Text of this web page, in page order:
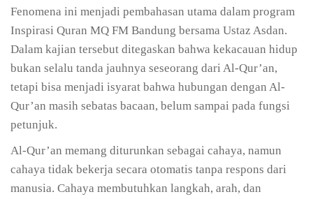
Fenomena ini menjadi pembahasan utama dalam program
Inspirasi Quran MQ FM Bandung bersama Ustaz Asdan.
Dalam kajian tersebut ditegaskan bahwa kekacauan hidup
bukan selalu tanda jauhnya seseorang dari Al-Qur’an,
tetapi bisa menjadi isyarat bahwa hubungan dengan Al-
Qur’an masih sebatas bacaan, belum sampai pada fungsi
petunjuk.
Al-Qur’an memang diturunkan sebagai cahaya, namun
cahaya tidak bekerja secara otomatis tanpa respons dari
manusia. Cahaya membutuhkan langkah, arah, dan